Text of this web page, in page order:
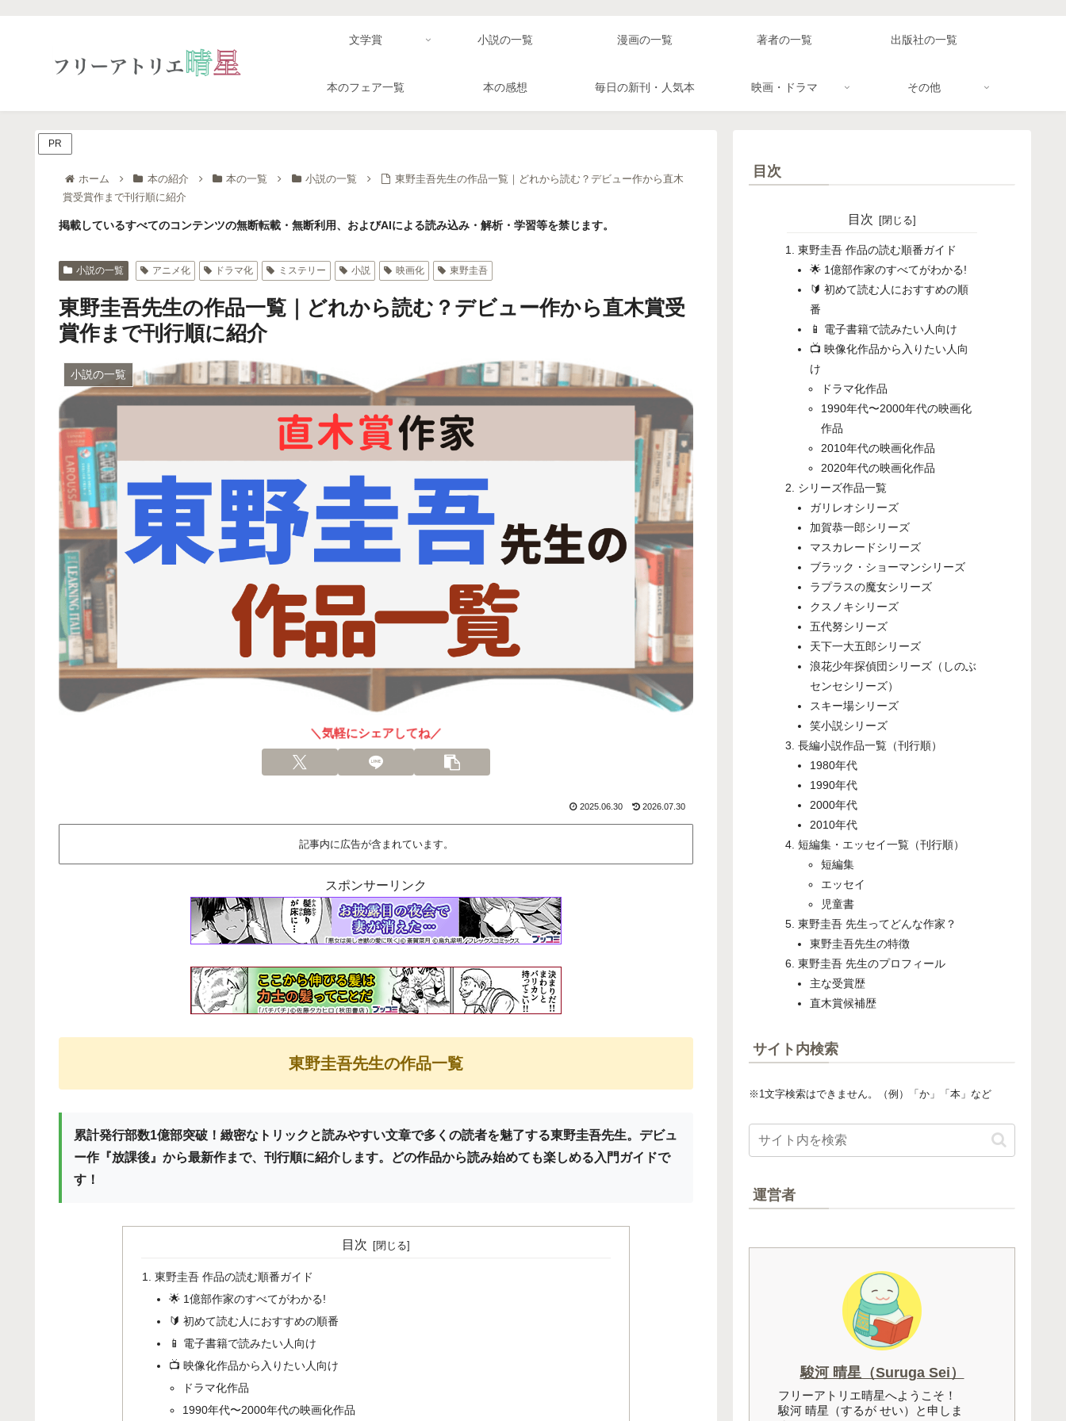
文学賞 小説の一覧 漫画の一覧 著者の一覧 出版社の一覧
本のフェア一覧 本の感想 毎日の新刊・人気本 映画・ドラマ その他
PR
ホーム 本の紹介 本の一覧 小説の一覧
東野圭吾先生の作品一覧｜どれから読む？デビュー作から直木
賞受賞作まで刊行順に紹介
掲載しているすべてのコンテンツの無断転載・無断利用、およびAIによる読み込み・解析・学習等を禁じます。
小説の一覧 アニメ化 ドラマ化 ミステリー 小説 映画化 東野圭吾
東野圭吾先生の作品一覧｜どれから読む？デビュー作から直木賞受
賞作まで刊行順に紹介
小説の一覧
＼気軽にシェアしてね／
2025.06.30 2026.07.30
記事内に広告が含まれています。
スポンサーリンク
東野圭吾先生の作品一覧
累計発行部数1億部突破！緻密なトリックと読みやすい文章で多くの読者を魅了する東野圭吾先生。デビュ
ー作『放課後』から最新作まで、刊行順に紹介します。どの作品から読み始めても楽しめる入門ガイドで
す！
目次
東野圭吾 作品の読む順番ガイド
🌟 1億部作家のすべてがわかる!
🔰 初めて読む人におすすめの順番
📱 電子書籍で読みたい人向け
📺 映像化作品から入りたい人向け
ドラマ化作品
1990年代〜2000年代の映画化作品
目次
目次
東野圭吾 作品の読む順番ガイド
🌟 1億部作家のすべてがわかる!
🔰 初めて読む人におすすめの順
番
📱 電子書籍で読みたい人向け
📺 映像化作品から入りたい人向
け
ドラマ化作品
1990年代〜2000年代の映画化
作品
2010年代の映画化作品
2020年代の映画化作品
シリーズ作品一覧
ガリレオシリーズ
加賀恭一郎シリーズ
マスカレードシリーズ
ブラック・ショーマンシリーズ
ラプラスの魔女シリーズ
クスノキシリーズ
五代努シリーズ
天下一大五郎シリーズ
浪花少年探偵団シリーズ（しのぶ
センセシリーズ）
スキー場シリーズ
笑小説シリーズ
長編小説作品一覧（刊行順）
1980年代
1990年代
2000年代
2010年代
短編集・エッセイ一覧（刊行順）
短編集
エッセイ
児童書
東野圭吾 先生ってどんな作家？
東野圭吾先生の特徴
東野圭吾 先生のプロフィール
主な受賞歴
直木賞候補歴
サイト内検索
※1文字検索はできません。（例）「か」「本」など
運営者
駿河 晴星（Suruga Sei）
フリーアトリエ晴星へようこそ！
駿河 晴星（するが せい）と申しま